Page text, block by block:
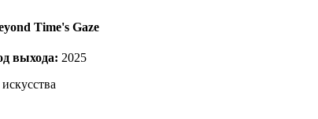
Time's Gaze
выхода: 2025